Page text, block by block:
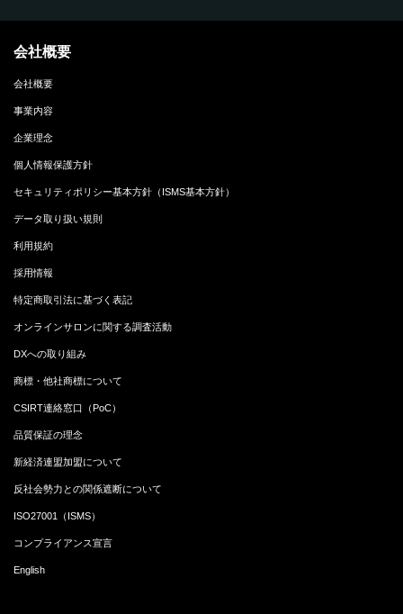
会社概要
会社概要
事業内容
企業理念
個人情報保護方針
セキュリティポリシー基本方針（ISMS基本方針）
データ取り扱い規則
利用規約
採用情報
特定商取引法に基づく表記
オンラインサロンに関する調査活動
DXへの取り組み
商標・他社商標について
CSIRT連絡窓口（PoC）
品質保証の理念
新経済連盟加盟について
反社会勢力との関係遮断について
ISO27001（ISMS）
コンプライアンス宣言
English